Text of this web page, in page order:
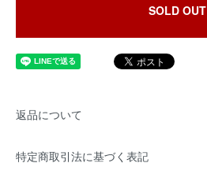
SOLD OUT
返品について
特定商取引法に基づく表記